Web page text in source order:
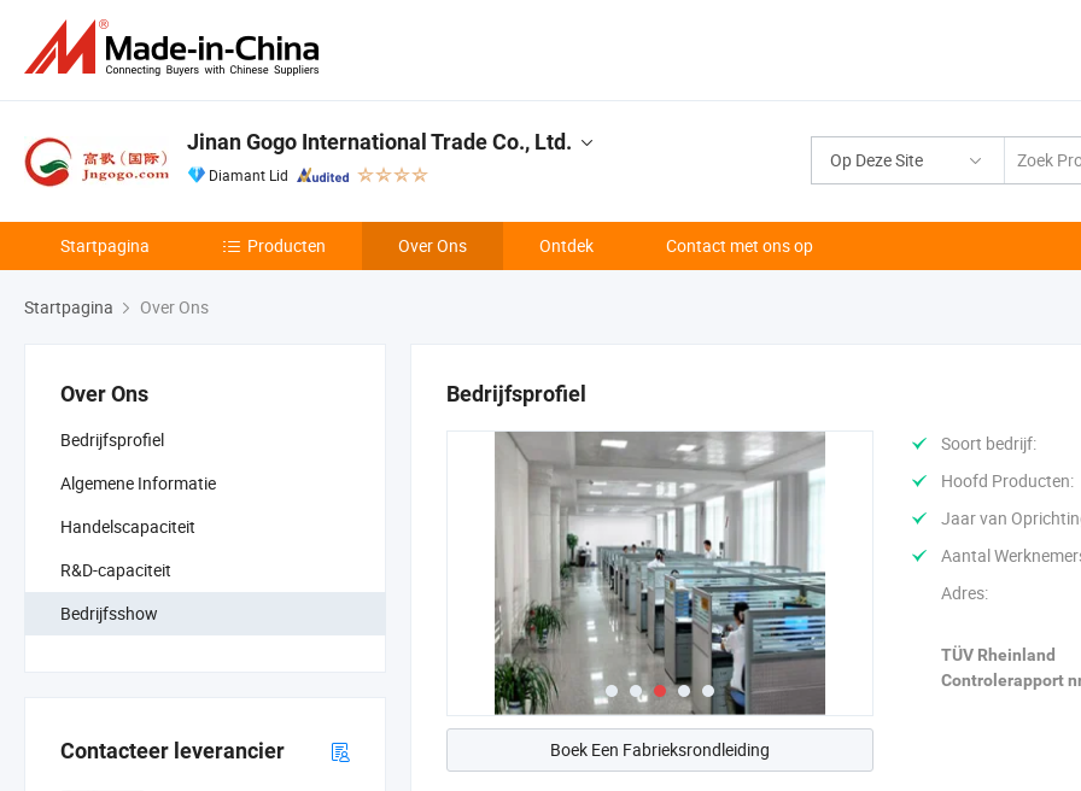
Op Deze Site
Jinan Gogo International Trade Co., Ltd.
Diamant Lid
Startpagina Producten Over Ons Ontdek Contact met ons op
Startpagina Over Ons
Over Ons
Bedrijfsprofiel
Algemene Informatie
Handelscapaciteit
R&D-capaciteit
Bedrijfsshow
Contacteer leverancier
Bedrijfsprofiel
Boek Een Fabrieksrondleiding
Soort bedrijf:
Hoofd Producten:
Jaar van
Aantal
Adres:
TÜV Rheinland
Controlerapport